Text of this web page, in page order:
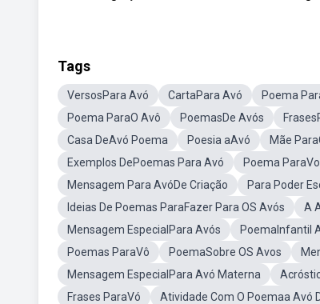
Tags
VersosPara Avó CartaPara Avó Poema
Poema ParaO Avô
PoemasDe Avós
Casa DeAvó Poema
Poesia aAvó Mãe
Exemplos DePoemas Para Avó
Poema
Mensagem Para AvóDe Criação
Para Poder
Ideias De Poemas ParaFazer Para OS Avós
A
Mensagem EspecialPara Avós
PoemaInfantil
Poemas ParaVô
PoemaSobre OS Avos
Mensagem EspecialPara Avó Materna
Frases ParaVó
Atividade Com O Poemaa Avó